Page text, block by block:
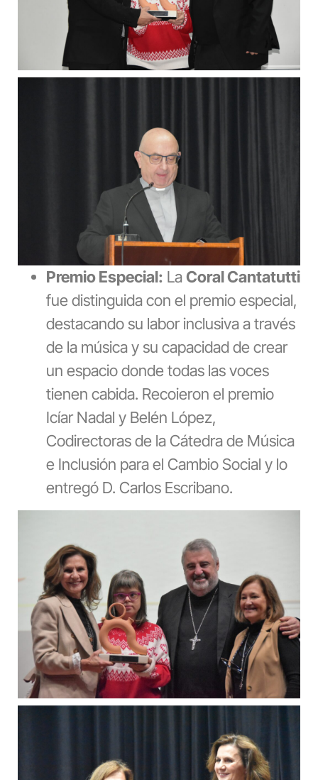
Premio Especial: LaCoral Cantatutti
fue distinguida con el premio especial,
destacando su labor inclusiva a través
de la música y su capacidad de crear
un espacio donde todas las voces
tienen cabida. Recoieron el premio
Icíar Nadal y Belén López,
Codirectoras de la Cátedra de Música
e Inclusión para el Cambio Social y lo
entregó D. Carlos Escribano.